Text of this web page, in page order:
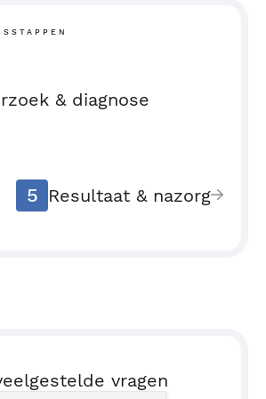
& diagnose
5 Resultaat & nazorg
vragen